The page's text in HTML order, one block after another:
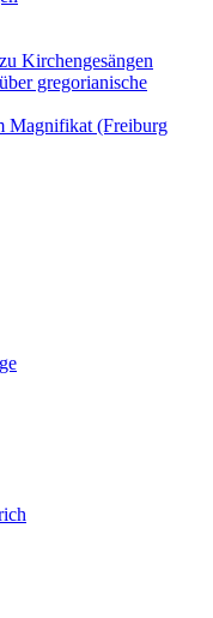
Kirchengesängen
gregorianische
Magnifikat (Freiburg